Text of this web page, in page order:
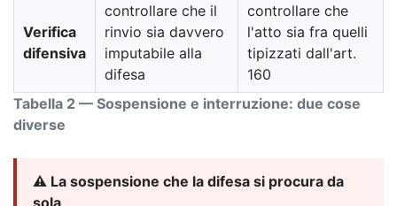
Tabella 2 — Sospensione e interruzione: due cose
diverse
Verifica
difensiva
controllare che il
rinvio sia davvero
imputabile alla
difesa
controllare che
l'atto sia fra quelli
tipizzati dall'art.
160
⚠️ La sospensione che la difesa si procura da
sola